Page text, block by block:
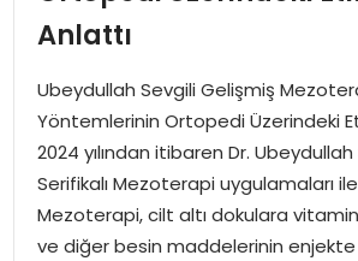
MAGAZIN
SPOR
YAŞAM
Anlattı
Ubeydullah Sevgili Gelişmiş
Yöntemlerinin Ortopedi Üzerindeki
2024 yılından itibaren Dr. Ubeydullah
Serifikalı Mezoterapi uygulamaları
Mezoterapi, cilt altı dokulara
ve diğer besin maddelerinin